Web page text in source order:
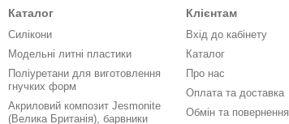
Каталог
Силікони
Модельні литні пластики
Поліуретани для виготовлення
гнучких форм
Акриловий композит Jesmonite
(Велика Британія), барвники
Клієнтам
Вхід до кабінету
Каталог
Про нас
Оплата та доставка
Обмін та повернення